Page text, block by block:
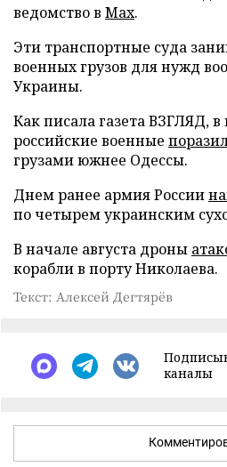
ведомство в Max.
Эти транспортные суда
военных грузов для нужд
Украины.
Как писала газета ВЗГЛЯД, в
российские военные
грузами южнее Одессы.
Днем ранее армия России
по четырем украинским
В начале августа дроны
корабли в порту Николаева.
Текст: Алексей Дегтярёв
каналы